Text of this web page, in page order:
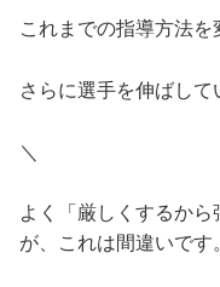
これまでの指導方法を
さらに選手を伸ばして
＼
よく「厳しくするか
が、これは間違いです